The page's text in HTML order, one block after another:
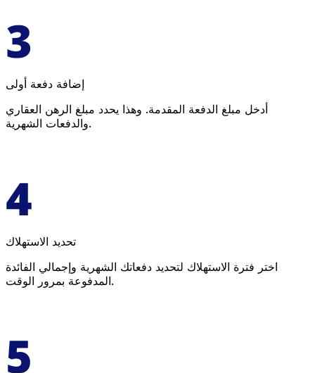
إضافة دفعة أولى
أدخل مبلغ الدفعة المقدمة. وهذا يحدد مبلغ الرهن العقاري
والدفعات الشهرية.
تحديد الاستهلاك
اختر فترة الاستهلاك لتحديد دفعاتك الشهرية وإجمالي الفائدة
المدفوعة بمرور الوقت.